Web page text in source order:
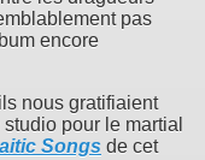
pas
encore
nous gratifiaient
pour le martial
Songs de cet